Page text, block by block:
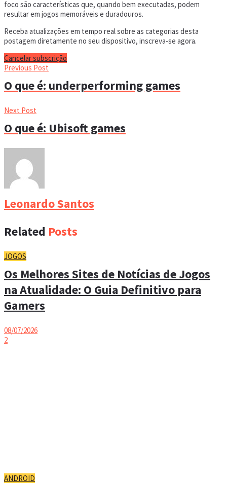
foco são características que, quando bem executadas, podem
resultar em jogos memoráveis e duradouros.
Receba atualizações em tempo real sobre as categorias desta
postagem diretamente no seu dispositivo, inscreva-se agora.
Cancelar subscrição
Previous Post
O que é: underperforming games
Next Post
O que é: Ubisoft games
Leonardo Santos
Related Posts
JOGOS
Os Melhores Sites de Notícias de Jogos
na Atualidade: O Guia Definitivo para
Gamers
08/07/2026
2
ANDROID